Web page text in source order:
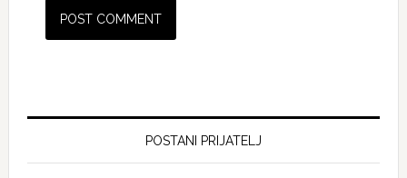
Primary
POSTANI PRIJATELJ